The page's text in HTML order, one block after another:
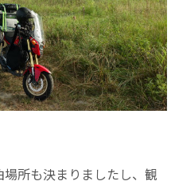
所も決まりましたし、観